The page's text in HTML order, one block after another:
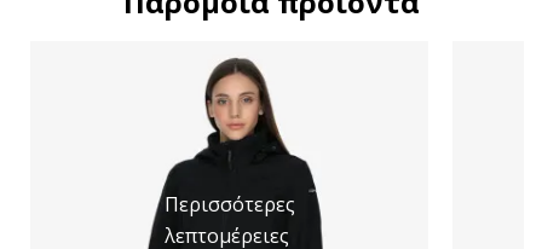
Περισσότερες
λεπτομέρειες